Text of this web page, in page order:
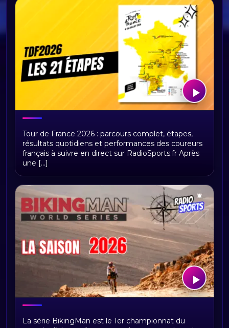
Tour de France 2026 : présentation,
étapes et replays Radio Sports
Tour de France 2026 : parcours complet, étapes,
résultats quotidiens et performances des coureurs
français à suivre en direct sur RadioSports.fr Après
une [...]
BikingMan Direct : toute la saison 2026
du championnat du monde
La série BikingMan est le 1er championnat du